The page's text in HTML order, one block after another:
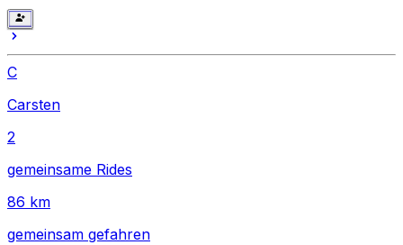
C
Carsten
2
gemeinsame Rides
86 km
gemeinsam gefahren